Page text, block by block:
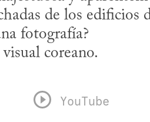
de los edificios
fotografía?
coreano.
YouTube